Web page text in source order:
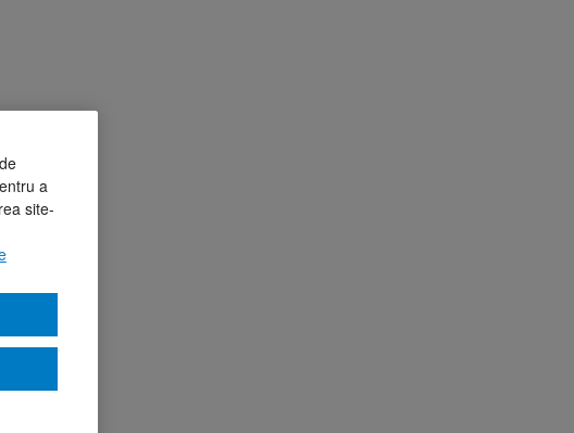
a
site-